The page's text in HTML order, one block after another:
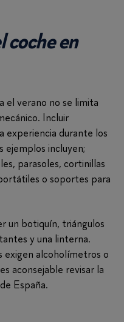
coche en
el verano no se limita
Incluir
experiencia durante los
ejemplos incluyen;
parasoles, cortinillas
o soportes para
un botiquín, triángulos
y una linterna.
exigen alcoholímetros o
aconsejable revisar la
España.